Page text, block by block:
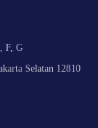
F, G
Selatan 12810